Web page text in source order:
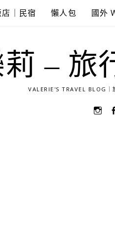
店｜民宿 懶人包 國外
– 旅
VALERIE'S TRAVEL BLOG
選